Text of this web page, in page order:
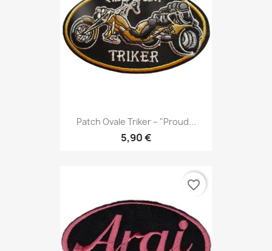
Patch Ovale Triker – "Proud...
5,90 €
favorite_border